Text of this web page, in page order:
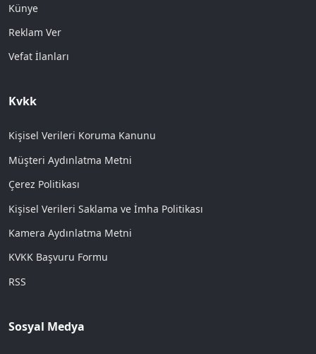
Künye
Reklam Ver
Vefat İlanları
Kvkk
Kişisel Verileri Koruma Kanunu
Müşteri Aydınlatma Metni
Çerez Politikası
Kişisel Verileri Saklama ve İmha Politikası
Kamera Aydınlatma Metni
KVKK Başvuru Formu
RSS
Sosyal Medya